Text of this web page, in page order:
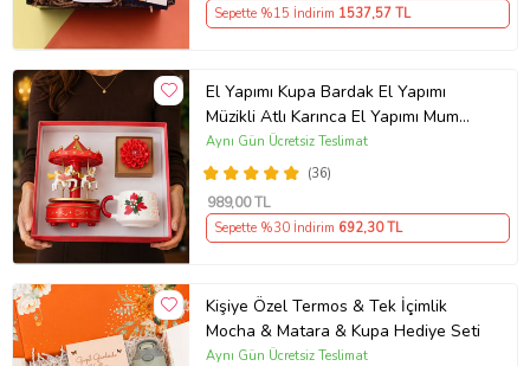
Sepette %15 İndirim 1537,57 TL
El Yapımı Kupa Bardak El Yapımı
Müzikli Atlı Karınca El Yapımı Mum
AYN34
(36)
Aynı Gün Ücretsiz Teslimat
989,00 TL
Sepette %30 İndirim 692,30 TL
Kişiye Özel Termos & Tek İçimlik
Mocha & Matara & Kupa Hediye Seti
Aynı Gün Ücretsiz Teslimat